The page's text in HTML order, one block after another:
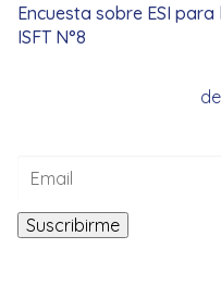
Encuesta sobre ESI
ISFT N°8